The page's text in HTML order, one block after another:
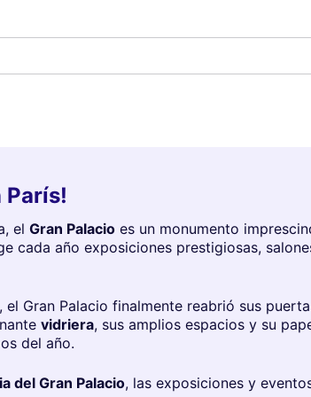
París!
el Gran Palacio es un monumento
cada año exposiciones prestigiosas,
, el Gran Palacio finalmente reabrió sus
vidriera, sus amplios espacios y su
del año.
del Gran Palacio, las exposiciones y